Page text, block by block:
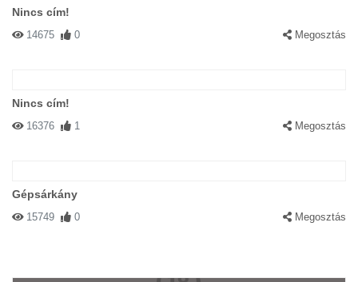
Nincs cím!
14675 0 Megosztás
Nincs cím!
16376 1 Megosztás
Gépsárkány
15749 0 Megosztás